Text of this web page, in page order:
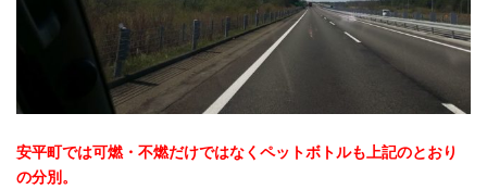
安平町では可燃・不燃だけではなくペットボトルも上記のとおり
の分別。